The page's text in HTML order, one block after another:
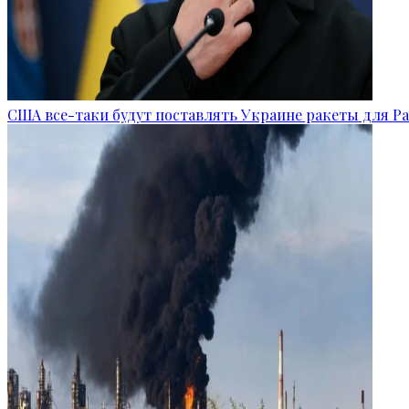
США все-таки будут поставлять Украине ракеты для